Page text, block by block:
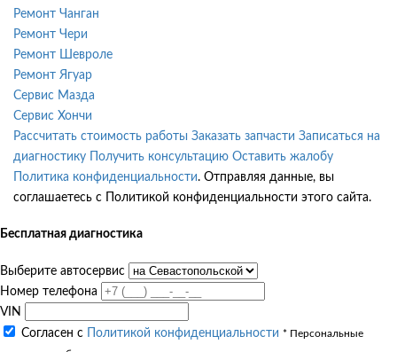
Ремонт Чанган
Ремонт Чери
Ремонт Шевроле
Ремонт Ягуар
Сервис Мазда
Сервис Хончи
Рассчитать стоимость работы Заказать запчасти Записаться на
диагностику
Получить консультацию Оставить жалобу
Политика конфиденциальности. Отправляя данные, вы
соглашаетесь с Политикой конфиденциальности этого сайта.
Бесплатная диагностика
Выберите автосервис
Номер телефона
VIN
Согласен с
Политикой конфиденциальности * Персональные